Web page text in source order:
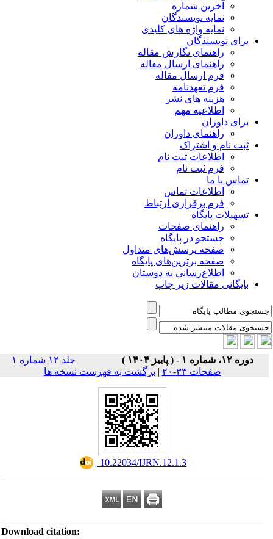
آخرین شماره
نمایه نویسندگان
نمایه واژه های کلیدی
برای نویسندگان
راهنمای نگارش مقاله
راهنمای ارسال مقاله
فرم ارسال مقاله
فرم تعهدنامه
هزینه های نشر
اطلاعیه مهم
برای داوران
راهنمای داوران
ثبت نام و اشتراک
اطلاعات ثبت نام
فرم ثبت نام
تماس با ما
اطلاعات تماس
فرم برقراری ارتباط
تسهیلات پایگاه
راهنمای صفحات
جستجو در پایگاه
صفحه پرسش‌های متداول
صفحه برترین‌های پایگاه
اطلاع‌رسانی به دوستان
بایگانی مقالات زیر چاپ
دوره ۱۲، شماره ۱ - ( پاییز ۱۴۰۴ )
جلد ۱۲ شماره ۱
صفحات ۳۳-۲۰
|برگشت به فهرست نسخه ها
‎ 10.22034/IJRN.12.1.3
Download citation: